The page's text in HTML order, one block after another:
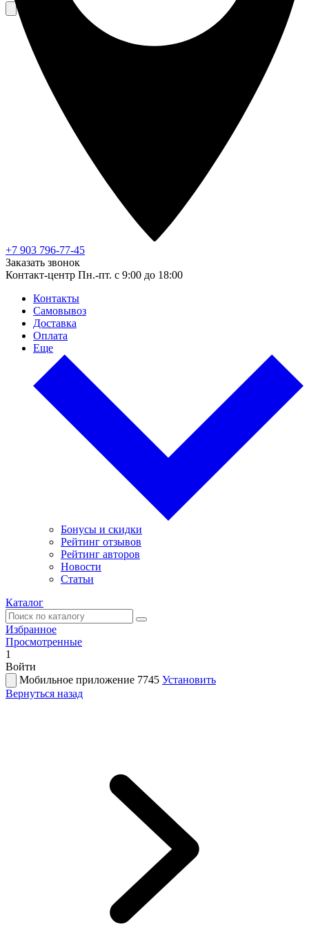
+7 903 796-77-45
Заказать звонок
Контакт-центр Пн.-пт. с 9:00 до 18:00
Контакты
Самовывоз
Доставка
Оплата
Еще
Бонусы и скидки
Рейтинг отзывов
Рейтинг авторов
Новости
Статьи
Каталог
Избранное
Просмотренные
1
Войти
Мобильное приложение 7745 Установить
Вернуться назад